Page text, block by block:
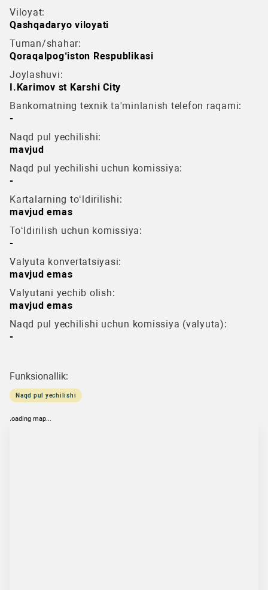
Viloyat:
Qashqadaryo viloyati
Tuman/shahar:
Qoraqalpog‘iston Respublikasi
Joylashuvi:
I.Karimov st Karshi City
Bankomatning texnik ta'minlanish telefon raqami:
-
Naqd pul yechilishi:
mavjud
Naqd pul yechilishi uchun komissiya:
-
Kartalarning to‘ldirilishi:
mavjud emas
To‘ldirilish uchun komissiya:
-
Valyuta konvertatsiyasi:
mavjud emas
Valyutani yechib olish:
mavjud emas
Naqd pul yechilishi uchun komissiya (valyuta):
-
Funksionallik:
Naqd pul yechilishi
loading map...